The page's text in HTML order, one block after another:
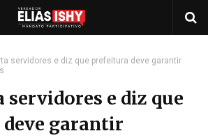
servidores e diz que prefeitura deve garantir
servidores e diz que
garantir